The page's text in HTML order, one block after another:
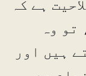
ہے کہ
تو وہ
ہیں اور